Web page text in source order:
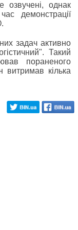
озвучені, однак
демонстрації
задач активно
Такий
пораненого
кілька